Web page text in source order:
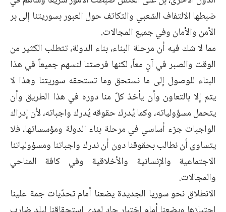
ضبطها الالتفاف الشعبي والتكاتف حول العبور بسوريتنا إلى بر
الأمن والأمان وفي جميع المجالات.
مما لا شك فيه أن مرحلة البناء، بناء الدولة، تتطلب الكثير من
الوقت والصبر في آنٍ معاً، لكنها فرصتنا لنسهم جميعاً في هذا
البناء للوصول إلى ما نستحق وما تستحقه سوريتنا وهذا لا
يتم إلا بالتعاون وأن يأخذ كلّ منا دوره في هذا الطريق وأن
يتحمل مسؤولياته، وكما يُدرك حقوقه يُدرك واجباته، لأن إدراك
الواجبات جزء أساسي في مرحلة بناء الدولة ومؤسساتها، فلا
يتساوى أن نطالب بحقوقنا دون أن ندرك واجباتنا ومسؤولياتنا
الاجتماعية والإنسانية والأخلاقية وفي كافة المناحي
والمجالات.
الانطلاق نحو سوريا الجديدة يضعنا أمام تحدّيات جمة علينا